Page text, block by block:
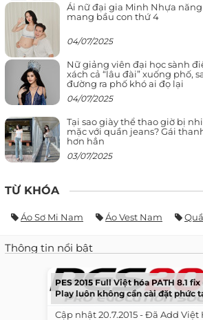
Ái nữ đại gia Minh Nhựa
mang bầu con thứ 4
04/07/2025
Nữ giảng viên đại học sành
xách cả “lâu đài” xuống phố,
đường ra phố khó ai đọ lại
04/07/2025
Tại sao giày thể thao giờ bị
mặc với quần jeans? Gái
hơn hẳn
03/07/2025
TỪ KHÓA
Áo Sơ Mi Nam Áo Vest Nam
Thông tin nổi bật
PES 2015 Full Việt hóa PATH 8.1 fix
Play luôn không cần cài đặt phức
Cập nhật 20.7.2015 - Đã Add Việt